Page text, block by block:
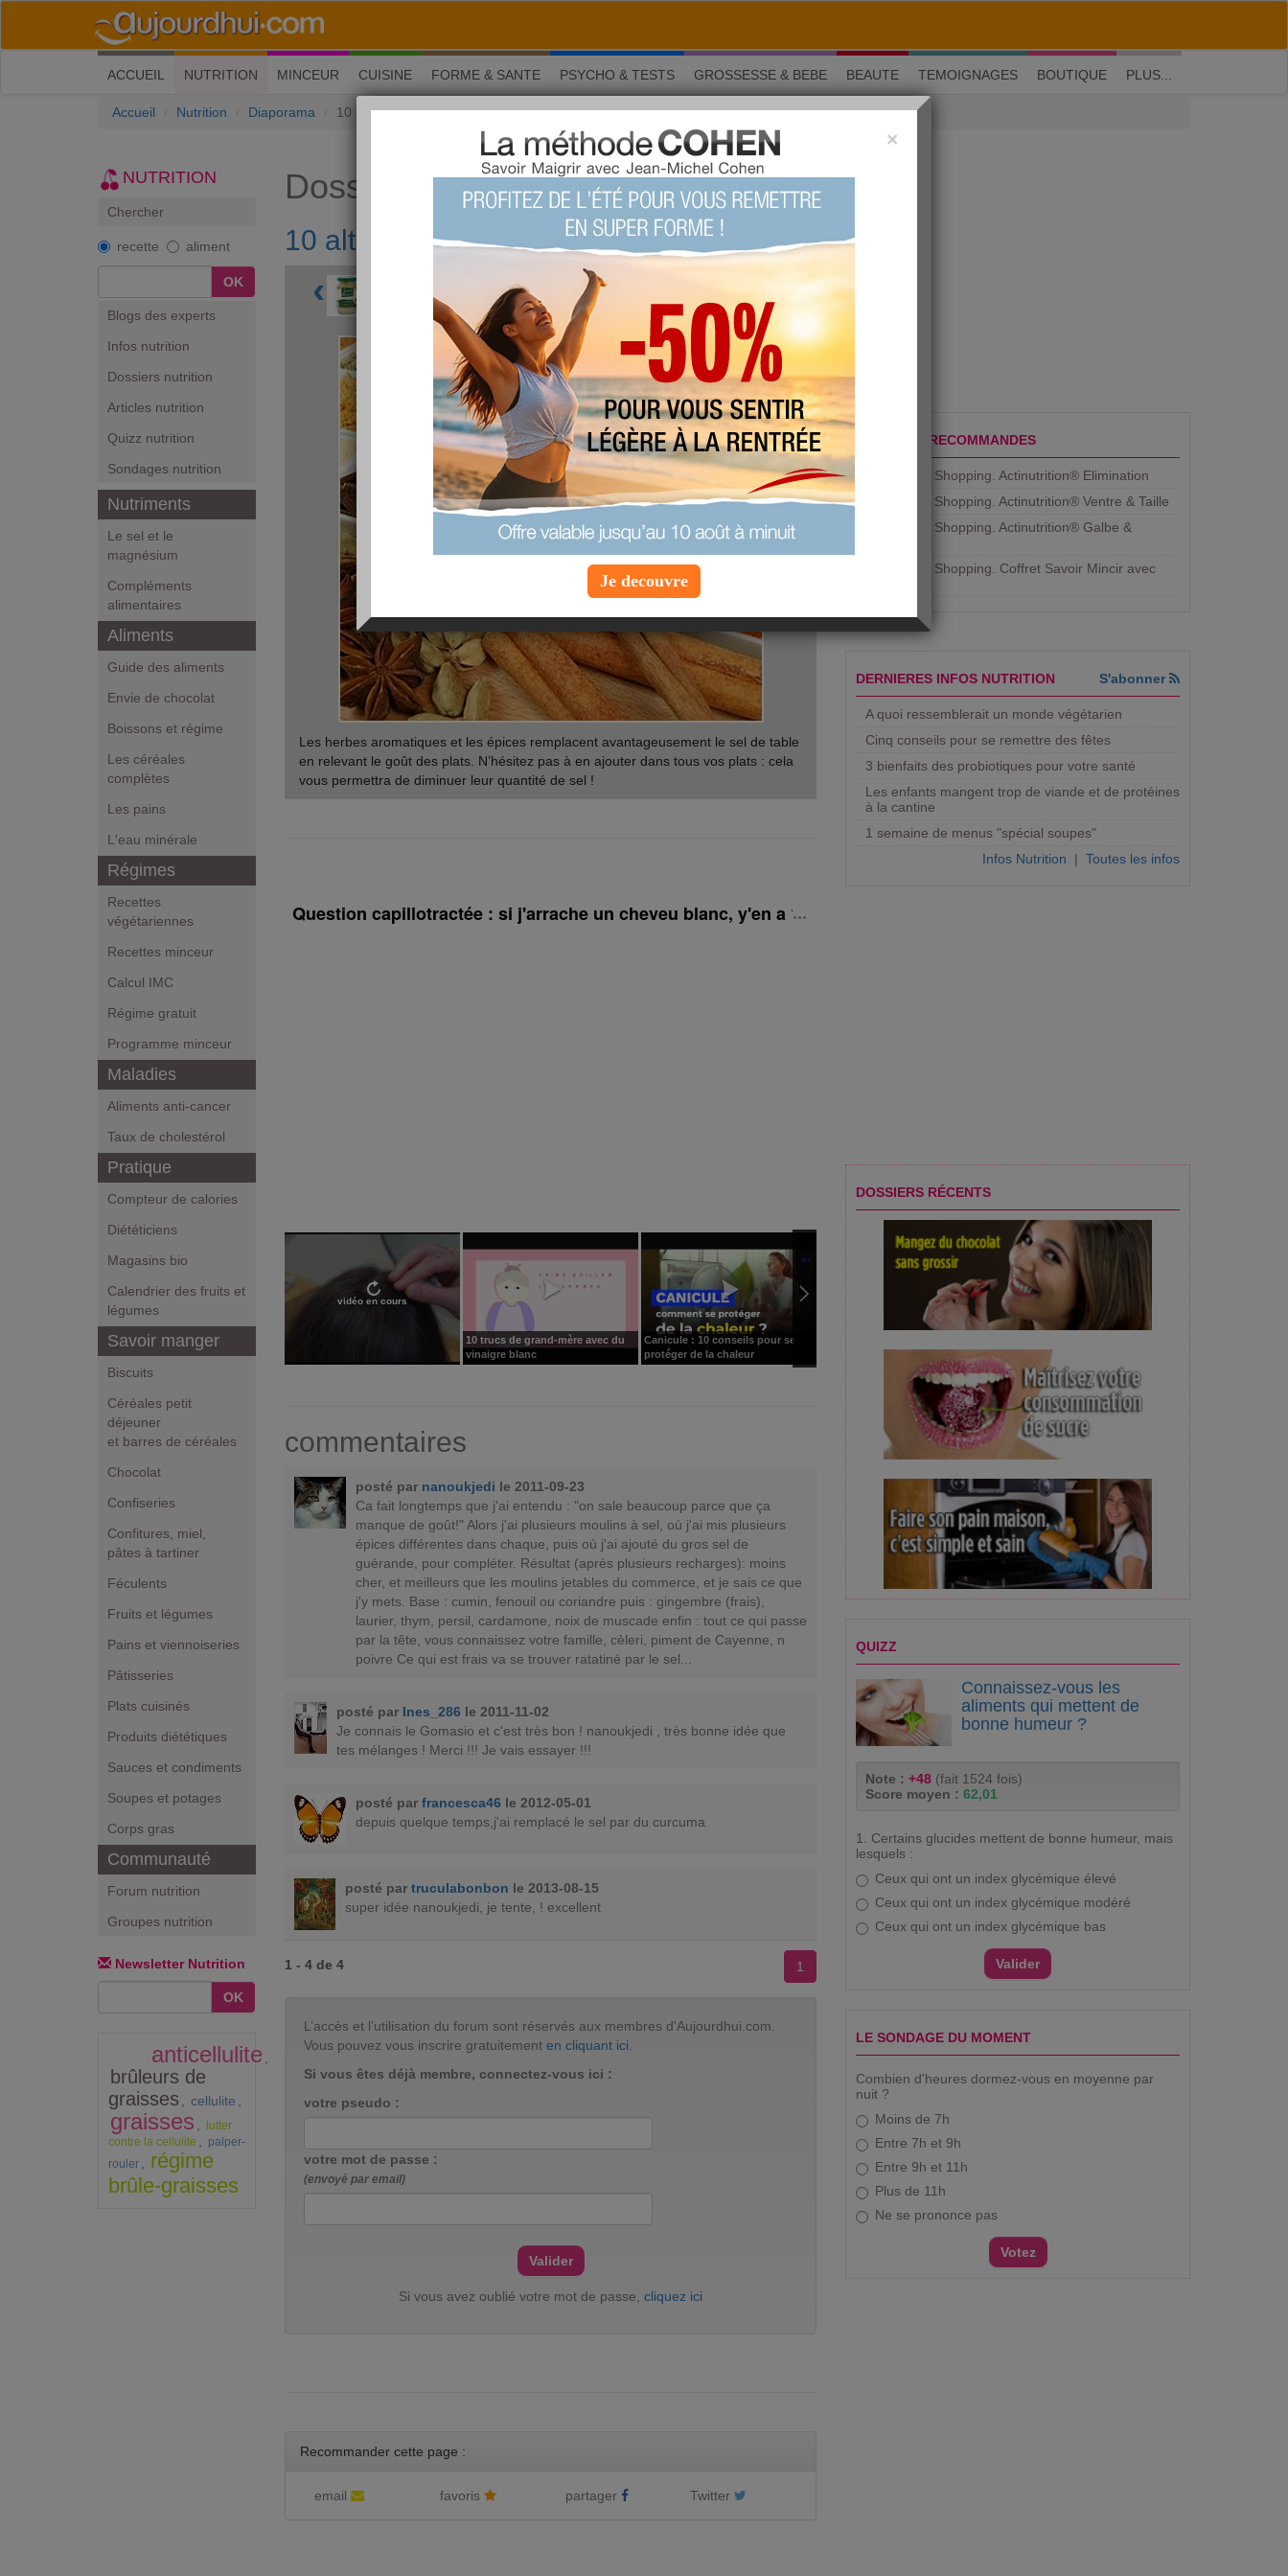
M'inscrire| Me connecter| ? Visite guidée
ACCUEIL (current)
NUTRITION MINCEUR CUISINE FORME & SANTE PSYCHO & TESTS GROSSESSE & BEBE BEAUTE TEMOIGNAGES BOUTIQUE PLUS...
Accueil Nutrition Diaporama 10 alternatives au sel blanc
NUTRITION
Chercher
recette aliment
OK
Blogs des experts
Infos nutrition
Dossiers nutrition
Articles nutrition
Quizz nutrition
Sondages nutrition
Nutriments
Le sel et le
magnésium
Compléments
alimentaires
Aliments
Guide des aliments
Envie de chocolat
Boissons et régime
Les céréales
complètes
Les pains
L'eau minérale
Régimes
Recettes
végétariennes
Recettes minceur
Calcul IMC
Régime gratuit
Programme minceur
Maladies
Aliments anti-cancer
Taux de cholestérol
Pratique
Compteur de calories
Diététiciens
Magasins bio
Calendrier des fruits et
légumes
Savoir manger
Biscuits
Céréales petit
déjeuner
et barres de céréales
Chocolat
Confiseries
Confitures, miel,
pâtes à tartiner
Féculents
Fruits et légumes
Pains et viennoiseries
Pâtisseries
Plats cuisinés
Produits diététiques
Sauces et condiments
Soupes et potages
Corps gras
Communauté
Forum nutrition
Groupes nutrition
Newsletter Nutrition
OK
anticellulite ,
brûleurs de
graisses , cellulite ,
graisses ,
lutter
contre la cellulite , palper-
rouler , régime
brûle-graisses
Dossiers Nutrition
10 alternatives au sel blanc
‹ › 10/10
Les herbes aromatiques et les épices remplacent avantageusement le sel de table
en relevant le goût des plats. N’hésitez pas à en ajouter dans tous vos plats : cela
vous permettra de diminuer leur quantité de sel !
Question capillotractée : si j'arrache un cheveu blanc, y'en a 10 qui repoussent ?
vidéo en cours
10 trucs de grand-mère avec du
vinaigre blanc
Canicule : 10 conseils pour se
protéger de la chaleur
J'ai 10 ans FIRE 2025 : 10 ans
commentaires
posté par nanoukjedi le 2011-09-23
Ca fait longtemps que j'ai entendu : "on sale beaucoup parce que ça
manque de goût!" Alors j'ai plusieurs moulins à sel, où j'ai mis plusieurs
épices différentes dans chaque, puis où j'ai ajouté du gros sel de
guérande, pour compléter. Résultat (après plusieurs recharges): moins
cher, et meilleurs que les moulins jetables du commerce, et je sais ce que
j'y mets. Base : cumin, fenouil ou coriandre puis : gingembre (frais),
laurier, thym, persil, cardamone, noix de muscade enfin : tout ce qui passe
par la tête, vous connaissez votre famille, cèleri, piment de Cayenne, n
poivre Ce qui est frais va se trouver ratatiné par le sel...
posté par Ines_286 le 2011-11-02
Je connais le Gomasio et c'est très bon ! nanoukjedi , très bonne idée que
tes mélanges ! Merci !!! Je vais essayer !!!
posté par francesca46 le 2012-05-01
depuis quelque temps,j'ai remplacé le sel par du curcuma
posté par truculabonbon le 2013-08-15
super idée nanoukjedi, je tente, ! excellent
1 - 4 de 4 1
L’accès et l’utilisation du forum sont réservés aux membres d'Aujourdhui.com.
Vous pouvez vous inscrire gratuitement en cliquant ici
Si vous êtes déjà membre, connectez-vous ici :
votre pseudo :
votre mot de passe :
(envoyé par email)
Si vous avez oublié votre mot de passe, cliquez ici
Recommander cette page :
email favoris partager Twitter
PRODUITS RECOMMANDES
Aujourdhui Shopping. Actinutrition® Elimination
Aujourdhui Shopping. Actinutrition® Ventre & Taille
Aujourdhui Shopping. Actinutrition® Galbe &
Aujourdhui Shopping. ​Coffret Savoir Mincir avec
DERNIERES INFOS NUTRITION S'abonner
A quoi ressemblerait un monde végétarien
Cinq conseils pour se remettre des fêtes
3 bienfaits des probiotiques pour votre santé
Les enfants mangent trop de viande et de protéines
à la cantine
1 semaine de menus "spécial soupes"
Infos Nutrition | Toutes les infos
DOSSIERS RÉCENTS
QUIZZ
Connaissez-vous les
aliments qui mettent de
bonne humeur ?
Note : +48 (fait 1524 fois)
Score moyen : 62,01
1. Certains glucides mettent de bonne humeur, mais
lesquels :
Ceux qui ont un index glycémique élevé
Ceux qui ont un index glycémique modéré
Ceux qui ont un index glycémique bas
LE SONDAGE DU MOMENT
Combien d'heures dormez-vous en moyenne par
nuit ?
Moins de 7h
Entre 7h et 9h
Entre 9h et 11h
Plus de 11h
Ne se prononce pas
×
Je decouvre